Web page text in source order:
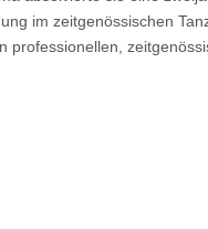
im zeitgenössischen
professionellen,